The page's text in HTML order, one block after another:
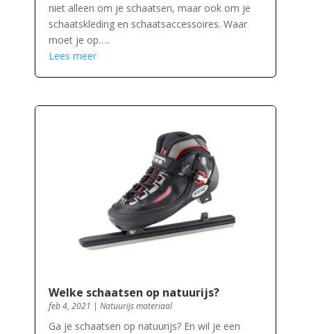
niet alleen om je schaatsen, maar ook om je
schaatskleding en schaatsaccessoires. Waar
moet je op…..
Lees meer
Welke schaatsen op natuurijs?
feb 4, 2021 | Natuurijs materiaal
Ga je schaatsen op natuurijs? En wil je een